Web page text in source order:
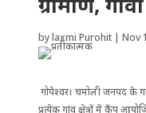
bylaxmi Purohit |Nov
गोपेश्वर। चमोली जनपद के
प्रत्येक गांव क्षेत्रों में कैंप